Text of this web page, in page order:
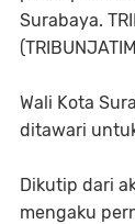
Surabaya.
Wali Kota
ditawari
Dikutip dari
mengaku